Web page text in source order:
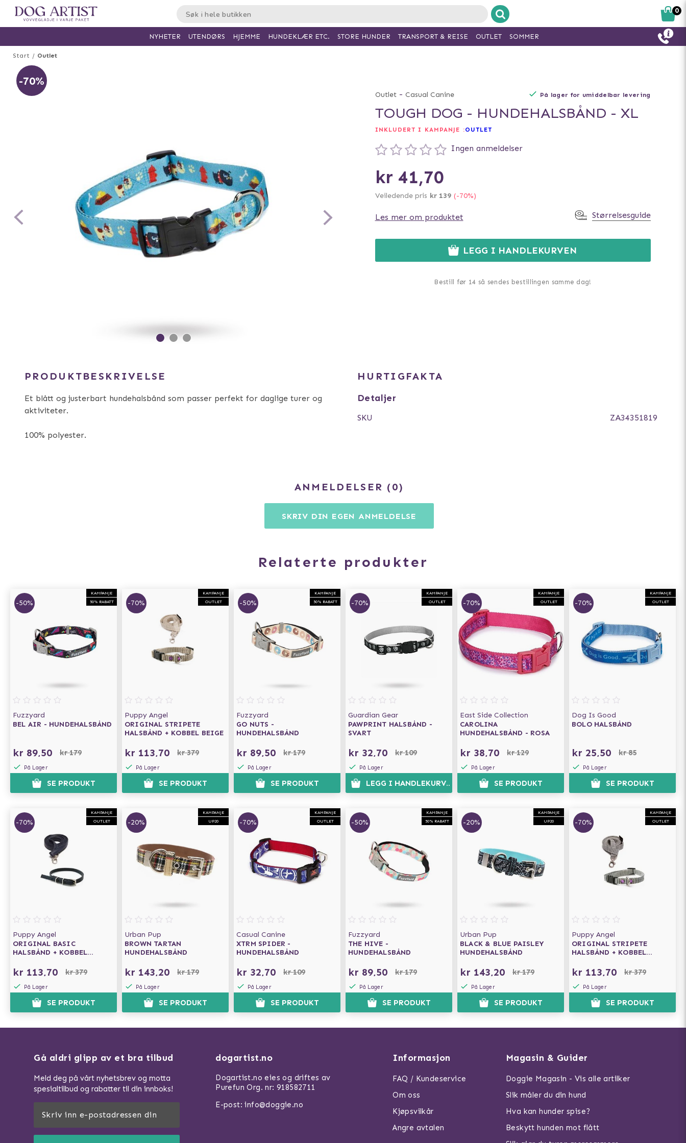
Start Outlet
-70%
Outlet - Casual Canine På lager for umiddelbar levering
TOUGH DOG - HUNDEHALSBÅND - XL
INKLUDERT I KAMPANJE :OUTLET
Ingen anmeldelser
kr 41,70
Veiledende pris kr 139 (-70%)
Les mer om produktet Størrelsesguide
LEGG I HANDLEKURVEN
Bestill før 14 så sendes bestillingen samme dag!
PRODUKTBESKRIVELSE
Et blått og justerbart hundehalsbånd som passer perfekt for daglige turer og
aktiviteter.
100% polyester.
HURTIGFAKTA
Detaljer
SKU ZA34351819
ANMELDELSER 0
SKRIV DIN EGEN ANMELDELSE
Relaterte produkter
KAMPANJE
50% RABATT
-50%
Fuzzyard
BEL AIR - HUNDEHALSBÅND
kr 89,50 kr 179
På Lager
SE PRODUKT
KAMPANJE
OUTLET
-70%
Puppy Angel
ORIGINAL STRIPETE
HALSBÅND + KOBBEL BEIGE
kr 113,70 kr 379
På Lager
SE PRODUKT
KAMPANJE
50% RABATT
-50%
Fuzzyard
GO NUTS -
HUNDEHALSBÅND
kr 89,50 kr 179
På Lager
SE PRODUKT
KAMPANJE
OUTLET
-70%
Guardian Gear
PAWPRINT HALSBÅND -
SVART
kr 32,70 kr 109
På Lager
LEGG I HANDLEKURVEN
KAMPANJE
OUTLET
-70%
East Side Collection
CAROLINA
HUNDEHALSBÅND - ROSA
kr 38,70 kr 129
På Lager
SE PRODUKT
KAMPANJE
OUTLET
-70%
Dog Is Good
BOLO HALSBÅND
kr 25,50 kr 85
På Lager
SE PRODUKT
KAMPANJE
OUTLET
-70%
Puppy Angel
ORIGINAL BASIC
HALSBÅND + KOBBEL
kr 113,70 kr 379
På Lager
SE PRODUKT
KAMPANJE
UP20
-20%
Urban Pup
BROWN TARTAN
HUNDEHALSBÅND
kr 143,20 kr 179
På Lager
SE PRODUKT
KAMPANJE
OUTLET
-70%
Casual Canine
XTRM SPIDER -
HUNDEHALSBÅND
kr 32,70 kr 109
På Lager
SE PRODUKT
KAMPANJE
50% RABATT
-50%
Fuzzyard
THE HIVE -
HUNDEHALSBÅND
kr 89,50 kr 179
På Lager
SE PRODUKT
KAMPANJE
UP20
-20%
Urban Pup
BLACK & BLUE PAISLEY
HUNDEHALSBÅND
kr 143,20 kr 179
På Lager
SE PRODUKT
KAMPANJE
OUTLET
-70%
Puppy Angel
ORIGINAL STRIPETE
HALSBÅND + KOBBEL
kr 113,70 kr 379
På Lager
SE PRODUKT
0
NYHETER UTENDØRS HJEMME HUNDEKLÆR ETC. STORE HUNDER TRANSPORT & REISE OUTLET SOMMER
Gå aldri glipp av et bra tilbud
Meld deg på vårt nyhetsbrev og motta
spesialtilbud og rabatter til din innboks!
dogartist.no
Dogartist.no eies og driftes av
Purefun Org. nr: 918582711
E-post: info@doggie.no
Informasjon
FAQ / Kundeservice
Om oss
Kjøpsvilkår
Angre avtalen
Magasin & Guider
Doggie Magasin - Vis alle artilker
Slik måler du din hund
Hva kan hunder spise?
Beskytt hunden mot flått